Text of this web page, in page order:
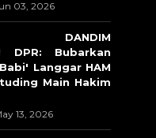
03, 2026
DANDIM
DPR: Bubarkan
Langgar HAM
Main Hakim
13, 2026